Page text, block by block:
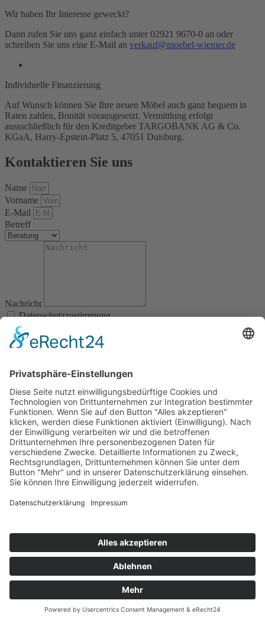
Wir haben Ihr Interesse geweckt?
Dann rufen Sie uns ganz einfach unter 02921 9670-0 an oder
schreiben Sie uns eine E-Mail an verkauf@moebel-wiemer.de
Individuelle Finanzierung
Auf Wunsch können Sie Ihre neuen Möbel auch ganz bequem in
Raten zahlen, Bonität vorausgesetzt. Vermittlung erfolgt
aussschließlich für den Kreditgeber TARGOBANK AG & Co.
KGaA, Harry-Epstein-Platz 5, 47051 Duisburg.
Kontaktieren Sie uns
Name
Vorname
E-Mail
Betreff
Nachricht
Datenschutzzustimmung
Abschicken
Möbel Wiemer GmbH & Co. KG
Martin-Opitz-Straße 2
59494 Soest
Telefon:02921 9670-0
Öffnungszeiten
Montag – Freitag 10 – 19 Uhr
Das Unternehmen